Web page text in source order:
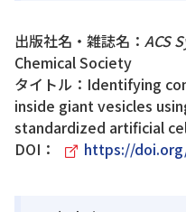
出版社名・雑誌名： ACS
Chemical Society
タイトル：Identifying
inside giant vesicles
standardized artificial
DOI：
https://